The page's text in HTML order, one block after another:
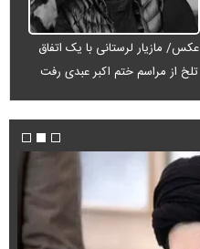
عکس/ مازیار لرستانی با یک اتفاق
تلخ از مراسم ختم اکبر عبدی رفت